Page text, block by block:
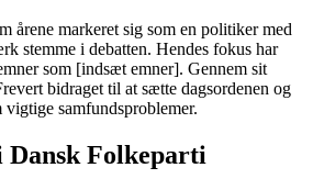
årene markeret sig som en politiker med
stemme i debatten. Hendes fokus har
som [indsæt emner]. Gennem sit
bidraget til at sætte dagsordenen og
samfundsproblemer.
Folkeparti